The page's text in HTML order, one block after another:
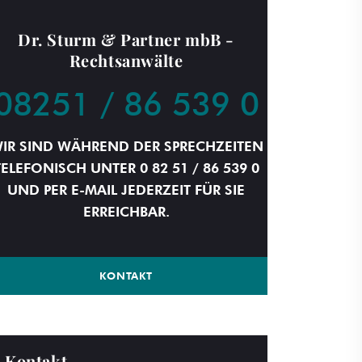
Dr. Sturm & Partner mbB -
Rechtsanwälte
/ 86 539 0
SIND WÄHREND DER SPRECHZEITEN
UNTER 0 82 51 / 86 539 0
UND PER E-MAIL JEDERZEIT FÜR SIE
ERREICHBAR.
KONTAKT